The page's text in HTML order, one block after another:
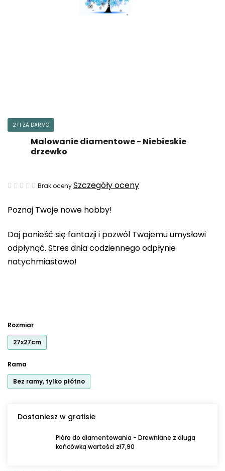
Poznaj Twoje nowe hobby!
Daj ponieść się fantazji i pozwól Twojemu umysłowi
odpłynąć. Stres dnia codziennego odpłynie
natychmiastowo!
Rozmiar
27x27cm
Rama
Bez ramy, tylko płótno
Dostaniesz w gratisie
Pióro do diamentowania - Drewniane z długą
końcówką wartości zł7,90
2+1 ZA DARMO
Malowanie diamentowe - Niebieskie
drzewko
Średnia
produktu
0,0
na
5
Brak ocenySzczegóły oceny